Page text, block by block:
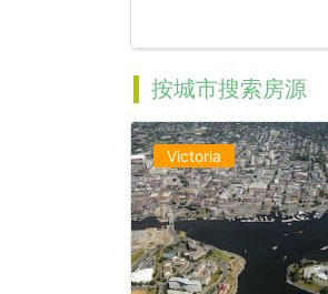
按城市搜索房源
Victoria